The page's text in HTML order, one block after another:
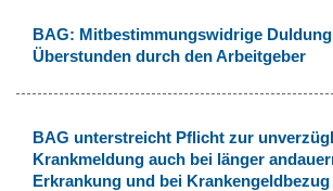
BAG: Mitbestimmungswidrige
Überstunden durch den Arbeitgeber
BAG unterstreicht Pflicht zur
Krankmeldung auch bei länger
Erkrankung und bei Krankengeldbezug